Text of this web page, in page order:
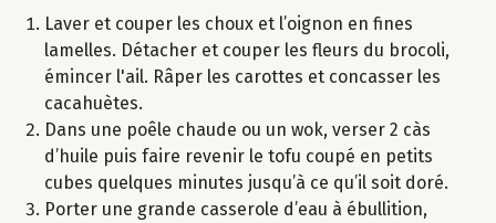
Laver et couper les choux et l’oignon en fines
lamelles. Détacher et couper les fleurs du brocoli,
émincer l'ail. Râper les carottes et concasser les
cacahuètes.
Dans une poêle chaude ou un wok, verser 2 càs
d’huile puis faire revenir le tofu coupé en petits
cubes quelques minutes jusqu’à ce qu’il soit doré.
Porter une grande casserole d’eau à ébullition,